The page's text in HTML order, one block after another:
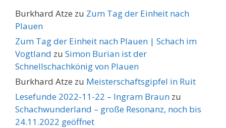
Burkhard Atze zu Zum Tag der Einheit nach
Plauen
Zum Tag der Einheit nach Plauen | Schach im
Vogtland zu Simon Burian ist der
Schnellschachkönig von Plauen
Burkhard Atze zu Meisterschaftsgipfel in Ruit
Lesefunde 2022-11-22 – Ingram Braun zu
Schachwunderland – große Resonanz, noch bis
24.11.2022 geöffnet